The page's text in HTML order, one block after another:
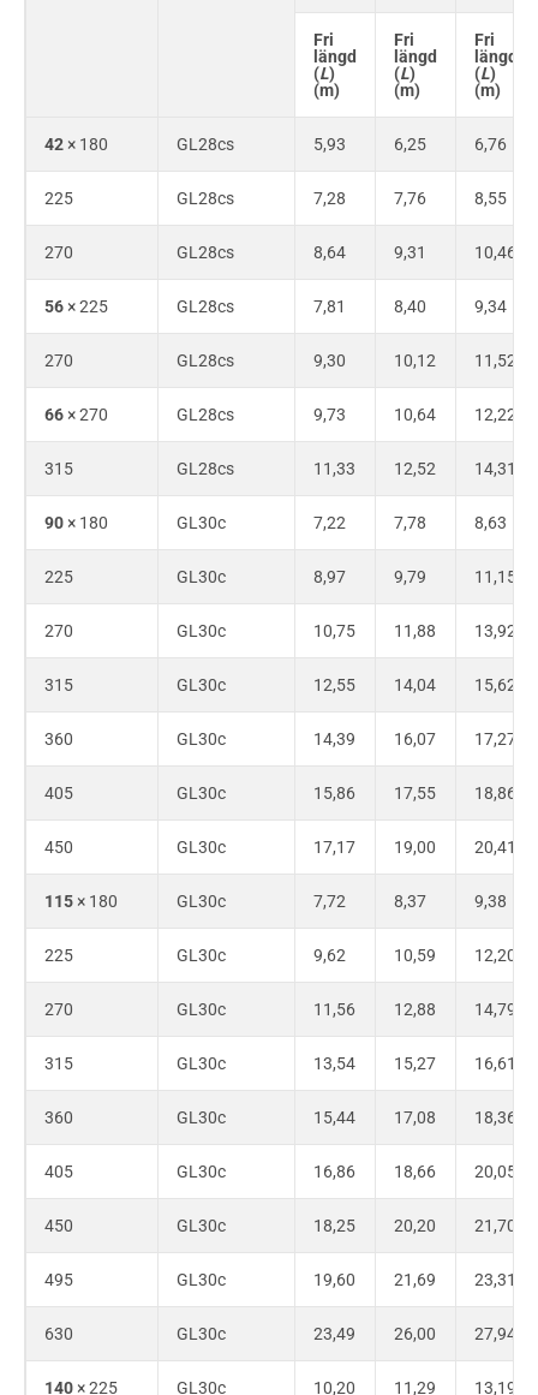
Fri
längd
(L)
(m)
Fri
längd
(L)
(m)
Fri
längd
(L)
(m)
42 × 180 GL28cs 5,93 6,25 6,76
225 GL28cs 7,28 7,76 8,55
270 GL28cs 8,64 9,31 10,46
56 × 225 GL28cs 7,81 8,40 9,34
270 GL28cs 9,30 10,12 11,52
66 × 270 GL28cs 9,73 10,64 12,22
315 GL28cs 11,33 12,52 14,31
90 × 180 GL30c 7,22 7,78 8,63
225 GL30c 8,97 9,79 11,15
270 GL30c 10,75 11,88 13,92
315 GL30c 12,55 14,04 15,62
360 GL30c 14,39 16,07 17,27
405 GL30c 15,86 17,55 18,86
450 GL30c 17,17 19,00 20,41
115 × 180 GL30c 7,72 8,37 9,38
225 GL30c 9,62 10,59 12,20
270 GL30c 11,56 12,88 14,79
315 GL30c 13,54 15,27 16,61
360 GL30c 15,44 17,08 18,36
405 GL30c 16,86 18,66 20,05
450 GL30c 18,25 20,20 21,70
495 GL30c 19,60 21,69 23,31
630 GL30c 23,49 26,00 27,94
140 × 225 GL30c 10,20 11,29 13,19